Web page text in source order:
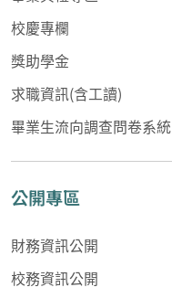
校慶專欄
獎助學金
求職資訊(含工讀)
畢業生流向調查問卷系統
公開專區
財務資訊公開
校務資訊公開